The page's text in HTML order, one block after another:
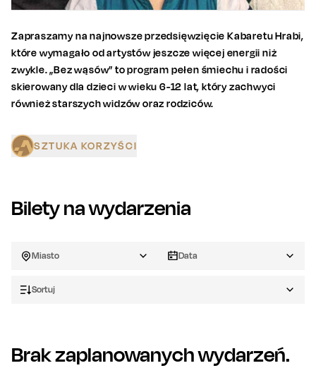
Zapraszamy na najnowsze przedsięwzięcie Kabaretu Hrabi,
które wymagało od artystów jeszcze więcej energii niż
zwykle. „Bez wąsów” to program pełen śmiechu i radości
skierowany dla dzieci w wieku 6-12 lat, który zachwyci
również starszych widzów oraz rodziców.
SZTUKA KORZYŚCI
Bilety na wydarzenia
Miasto Data
Sortuj
Brak zaplanowanych wydarzeń.